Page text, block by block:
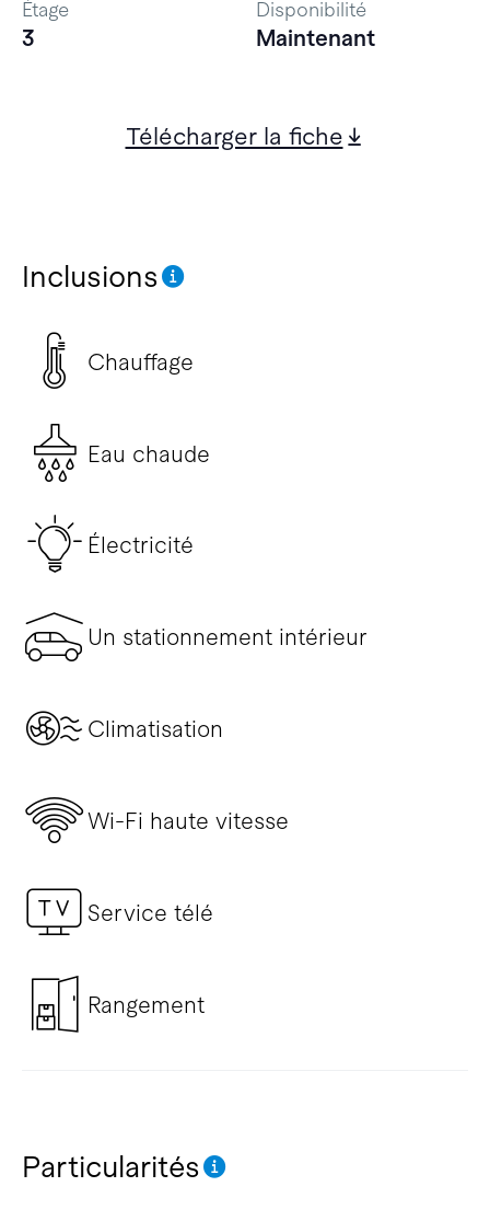
Inclusions
Chauffage
Eau chaude
Électricité
Un stationnement intérieur
Climatisation
Wi-Fi haute vitesse
Service télé
Rangement
Particularités
Étage
3
Disponibilité
Maintenant
Télécharger la fiche